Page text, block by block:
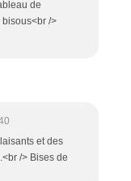
de
/>
et des
/> Bises de